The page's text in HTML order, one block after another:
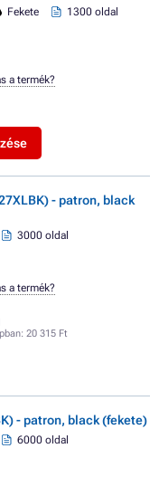
Fekete
1300 oldal
a termék?
- patron, black
3000 oldal
20 315 Ft
a termék?
- patron, black (fekete)
6000 oldal